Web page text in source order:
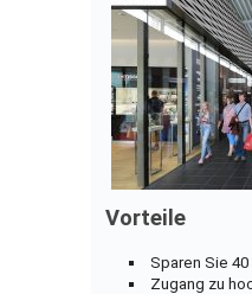
Vorteile
Sparen Sie 40
Zugang zu